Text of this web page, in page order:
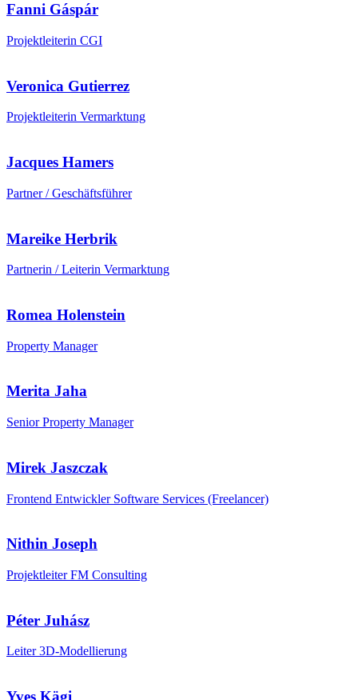
Fanni Gáspár
Projektleiterin CGI
Veronica Gutierrez
Projektleiterin Vermarktung
Jacques Hamers
Partner / Geschäftsführer
Mareike Herbrik
Partnerin / Leiterin Vermarktung
Romea Holenstein
Property Manager
Merita Jaha
Senior Property Manager
Mirek Jaszczak
Frontend Entwickler Software Services (Freelancer)
Nithin Joseph
Projektleiter FM Consulting
Péter Juhász
Leiter 3D-Modellierung
Yves Kägi